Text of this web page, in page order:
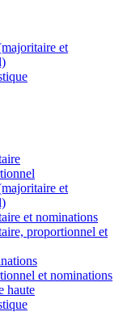
et
et
et nominations
proportionnel et
et nominations
haute